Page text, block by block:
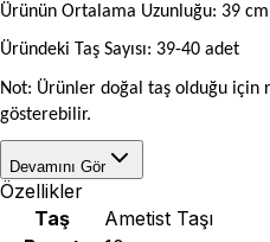
Ürünün Ortalama Uzunluğu: 39 cm
Üründeki Taş Sayısı: 39-40 adet
Not: Ürünler doğal taş olduğu için
gösterebilir.
Devamını Gör
Özellikler
Taş
Ametist Taşı